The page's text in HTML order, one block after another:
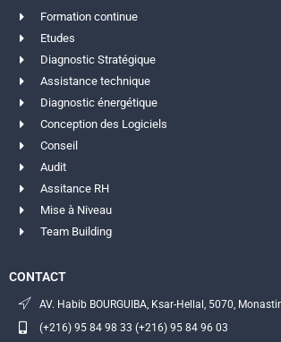
Formation continue
Etudes
Diagnostic Stratégique
Assistance technique
Diagnostic énergétique
Conception des Logiciels
Conseil
Audit
Assitance RH
Mise à Niveau
Team Building
CONTACT
AV. Habib BOURGUIBA, Ksar-Hellal, 5070, Monastir
(+216) 95 84 98 33 (+216) 95 84 96 03